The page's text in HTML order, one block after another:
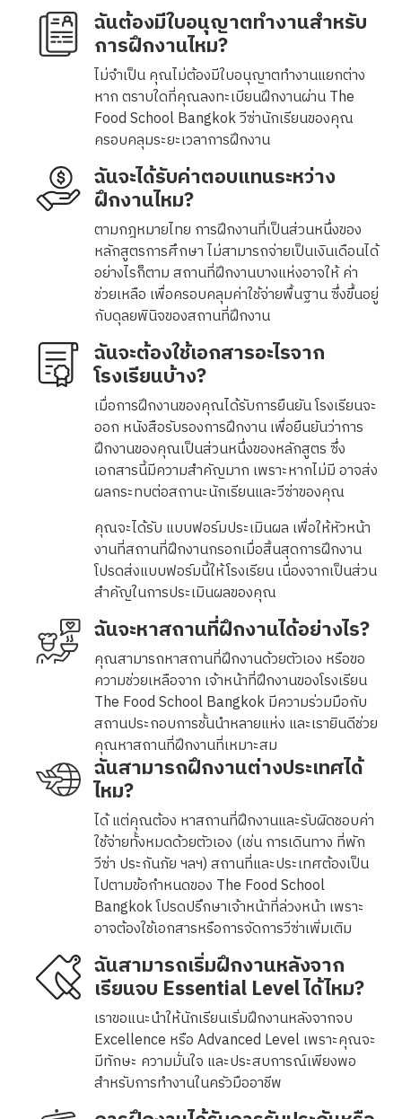
ฉันต้องมีใบอนุญาตทำงานสำหรับ
การฝึกงานไหม?
ไม่จำเป็น คุณไม่ต้องมีใบอนุญาตทำงานแยกต่าง
หาก ตราบใดที่คุณลงทะเบียนฝึกงานผ่าน The
Food School Bangkok วีซ่านักเรียนของคุณ
ครอบคลุมระยะเวลาการฝึกงาน
ฉันจะได้รับค่าตอบแทนระหว่าง
ฝึกงานไหม?
ตามกฎหมายไทย การฝึกงานที่เป็นส่วนหนึ่งของ
หลักสูตรการศึกษา ไม่สามารถจ่ายเป็นเงินเดือนได้
อย่างไรก็ตาม สถานที่ฝึกงานบางแห่งอาจให้ ค่า
ช่วยเหลือ เพื่อครอบคลุมค่าใช้จ่ายพื้นฐาน ซึ่งขึ้นอยู่
กับดุลยพินิจของสถานที่ฝึกงาน
ฉันจะต้องใช้เอกสารอะไรจาก
โรงเรียนบ้าง?
เมื่อการฝึกงานของคุณได้รับการยืนยัน โรงเรียนจะ
ออก หนังสือรับรองการฝึกงาน เพื่อยืนยันว่าการ
ฝึกงานของคุณเป็นส่วนหนึ่งของหลักสูตร ซึ่ง
เอกสารนี้มีความสำคัญมาก เพราะหากไม่มี อาจส่ง
ผลกระทบต่อสถานะนักเรียนและวีซ่าของคุณ
คุณจะได้รับ แบบฟอร์มประเมินผล เพื่อให้หัวหน้า
งานที่สถานที่ฝึกงานกรอกเมื่อสิ้นสุดการฝึกงาน
โปรดส่งแบบฟอร์มนี้ให้โรงเรียน เนื่องจากเป็นส่วน
สำคัญในการประเมินผลของคุณ
ฉันจะหาสถานที่ฝึกงานได้อย่างไร?
คุณสามารถหาสถานที่ฝึกงานด้วยตัวเอง หรือขอ
ความช่วยเหลือจาก เจ้าหน้าที่ฝึกงานของโรงเรียน
The Food School Bangkok มีความร่วมมือกับ
สถานประกอบการชั้นนำหลายแห่ง และเรายินดีช่วย
คุณหาสถานที่ฝึกงานที่เหมาะสม
ฉันสามารถฝึกงานต่างประเทศได้
ไหม?
ได้ แต่คุณต้อง หาสถานที่ฝึกงานและรับผิดชอบค่า
ใช้จ่ายทั้งหมดด้วยตัวเอง (เช่น การเดินทาง ที่พัก
วีซ่า ประกันภัย ฯลฯ) สถานที่และประเทศต้องเป็น
ไปตามข้อกำหนดของ The Food School
Bangkok โปรดปรึกษาเจ้าหน้าที่ล่วงหน้า เพราะ
อาจต้องใช้เอกสารหรือการจัดการวีซ่าเพิ่มเติม
ฉันสามารถเริ่มฝึกงานหลังจาก
เรียนจบ Essential Level ได้ไหม?
เราขอแนะนำให้นักเรียนเริ่มฝึกงานหลังจากจบ
Excellence หรือ Advanced Level เพราะคุณจะ
มีทักษะ ความมั่นใจ และประสบการณ์เพียงพอ
สำหรับการทำงานในครัวมืออาชีพ